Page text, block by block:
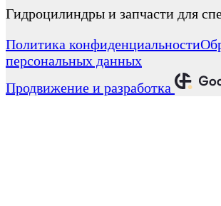
Гидроцилиндры и запчасти для
Политика конфиденциальности
персональных данных
Продвижение и разработка